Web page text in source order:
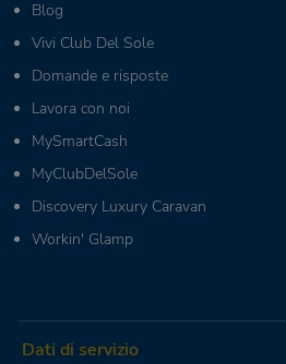
Blog
Vivi Club Del Sole
Domande e risposte
Lavora con noi
MySmartCash
MyClubDelSole
Discovery Luxury Caravan
Workin' Glamp
Dati di servizio